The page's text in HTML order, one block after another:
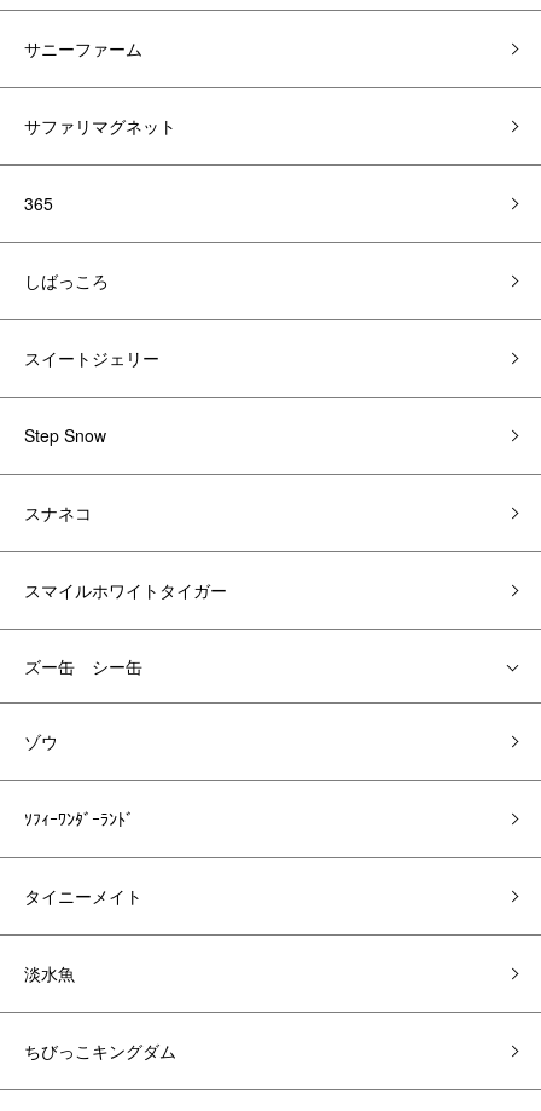
サニーファーム
サファリマグネット
365
しばっころ
スイートジェリー
Step Snow
スナネコ
スマイルホワイトタイガー
ズー缶 シー缶
ゾウ
ｿﾌｨｰﾜﾝﾀﾞｰﾗﾝﾄﾞ
タイニーメイト
淡水魚
ちびっこキングダム